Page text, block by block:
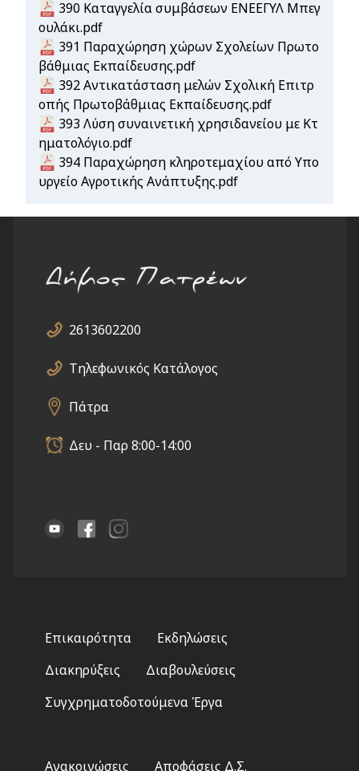
Document
390 Καταγγελία συμβάσεων ΕΝΕΕΓΥΛ Μπεγ
ουλάκι.pdf
Document
391 Παραχώρηση χώρων Σχολείων Πρωτο
βάθμιας Εκπαίδευσης.pdf
Document
392 Αντικατάσταση μελών Σχολική Επιτρ
οπής Πρωτοβάθμιας Εκπαίδευσης.pdf
Document
393 Λύση συναινετική χρησιδανείου με Κτ
ηματολόγιο.pdf
Document
394 Παραχώρηση κληροτεμαχίου από Υπο
υργείο Αγροτικής Ανάπτυξης.pdf
2613602200
Τηλεφωνικός Κατάλογος
Πάτρα
Δευ - Παρ 8:00-14:00
menu
Επικαιρότητα
Εκδηλώσεις
Διακηρύξεις
Διαβουλεύσεις
Συγχρηματοδοτούμενα Έργα
Ανακοινώσεις Αποφάσεις Δ.Σ.